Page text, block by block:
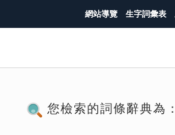
網站導覽 生字詞彙表
您檢索的詞條辭典為